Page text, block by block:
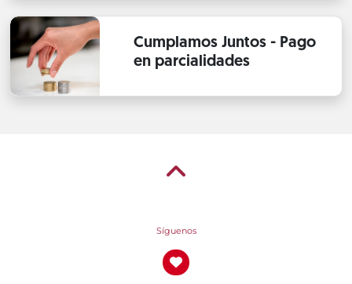
Cumplamos Juntos - Pago
en parcialidades
Síguenos